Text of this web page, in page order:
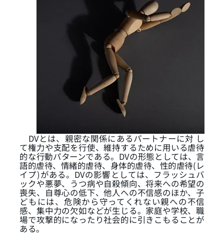
DVとは、親密な関係にあるパートナーに対 し
て権力や支配を行使、維持するために用いる虐待
的な行動パターンである。DVの形態としては、言
語的虐待、情緒的虐待、身体的虐待、性的虐待(レ
イプ)がある。DVの影響としては、フラッシュバ
ックや悪夢、うつ病や自殺傾向、将来への希望の
喪失、自尊心の低下、他人への不信感のほか、子
どもには、危険から守ってくれない親への不信
感、集中力の欠如などが生じる。家庭や学校、職
場で攻撃的になったり社会的に引きこもることが
ある。